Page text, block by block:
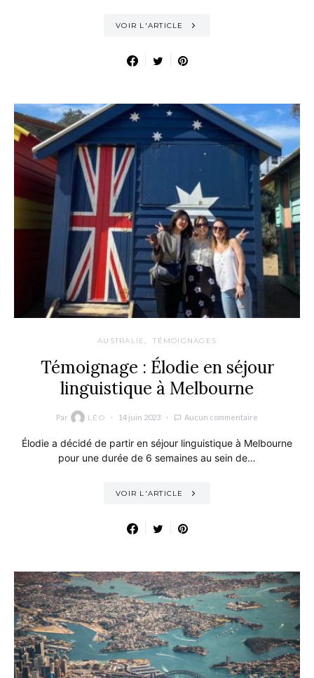
VOIR L'ARTICLE
AUSTRALIE TÉMOIGNAGES
Témoignage : Élodie en séjour
linguistique à Melbourne
Par LÉO 14 juin 2023 Aucun commentaire
Élodie a décidé de partir en séjour linguistique à Melbourne
pour une durée de 6 semaines au sein de…
VOIR L'ARTICLE